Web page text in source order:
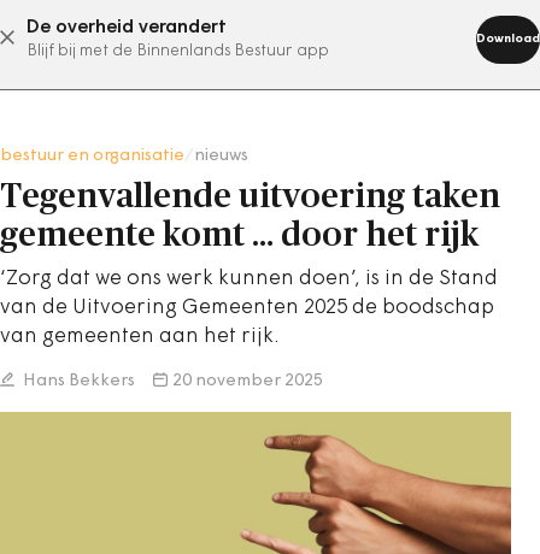
De overheid verandert
Blijf bij met de Binnenlands Bestuur app
Download
abonneer nu
bestuur en organisatie nieuws
Tegenvallende uitvoering taken
gemeente komt … door het rijk
‘Zorg dat we ons werk kunnen doen’, is in de Stand
van de Uitvoering Gemeenten 2025 de boodschap
van gemeenten aan het rijk.
Hans Bekkers 20 november 2025